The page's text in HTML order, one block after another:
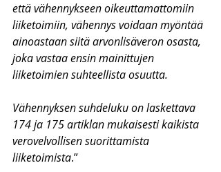
että vähennykseen oikeuttamattomiin
liiketoimiin, vähennys voidaan myöntää
ainoastaan siitä arvonlisäveron osasta,
joka vastaa ensin mainittujen
liiketoimien suhteellista osuutta.
Vähennyksen suhdeluku on laskettava
174 ja 175 artiklan mukaisesti kaikista
verovelvollisen suorittamista
liiketoimista.”